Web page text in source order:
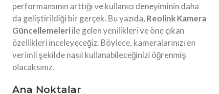
performansının arttığı ve kullanıcı deneyiminin daha
da geliştirildiği bir gerçek. Bu yazıda, Reolink Kamera
Güncellemeleriile gelen yenilikleri ve öne çıkan
özellikleri inceleyeceğiz. Böylece, kameralarınızı en
verimli şekilde nasıl kullanabileceğinizi öğrenmiş
olacaksınız.
Ana Noktalar